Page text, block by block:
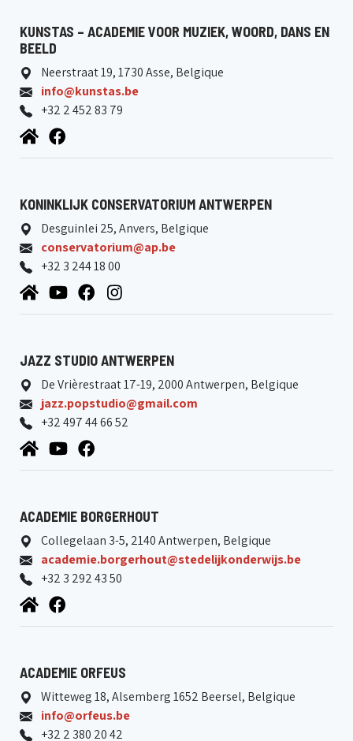
KUNSTAS – ACADEMIE VOOR MUZIEK, WOORD, DANS EN
BEELD
Neerstraat 19, 1730 Asse, Belgique
info@kunstas.be
+32 2 452 83 79
KONINKLIJK CONSERVATORIUM ANTWERPEN
Desguinlei 25, Anvers, Belgique
conservatorium@ap.be
+32 3 244 18 00
JAZZ STUDIO ANTWERPEN
De Vrièrestraat 17-19, 2000 Antwerpen, Belgique
jazz.popstudio@gmail.com
+32 497 44 66 52
ACADEMIE BORGERHOUT
Collegelaan 3-5, 2140 Antwerpen, Belgique
academie.borgerhout@stedelijkonderwijs.be
+32 3 292 43 50
ACADEMIE ORFEUS
Witteweg 18, Alsemberg 1652 Beersel, Belgique
info@orfeus.be
+32 2 380 20 42